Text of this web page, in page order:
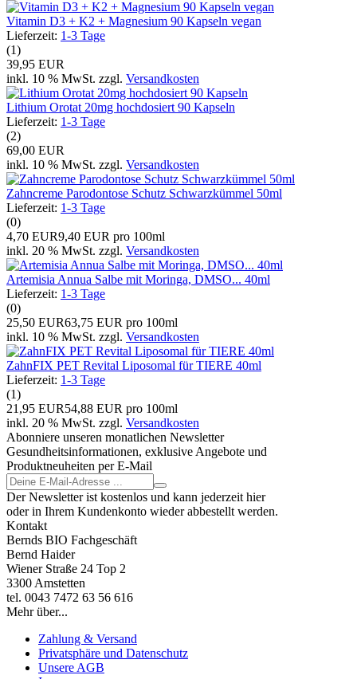
Vitamin D3 + K2 + Magnesium 90 Kapseln vegan
Lieferzeit: 1-3 Tage
(1)
39,95 EUR
inkl. 10 % MwSt. zzgl. Versandkosten
Lithium Orotat 20mg hochdosiert 90 Kapseln
Lieferzeit: 1-3 Tage
(2)
69,00 EUR
inkl. 10 % MwSt. zzgl. Versandkosten
Zahncreme Parodontose Schutz Schwarzkümmel 50ml
Lieferzeit: 1-3 Tage
(0)
4,70 EUR9,40 EUR pro 100ml
inkl. 20 % MwSt. zzgl. Versandkosten
Artemisia Annua Salbe mit Moringa, DMSO... 40ml
Lieferzeit: 1-3 Tage
(0)
25,50 EUR63,75 EUR pro 100ml
inkl. 10 % MwSt. zzgl. Versandkosten
ZahnFIX PET Revital Liposomal für TIERE 40ml
Lieferzeit: 1-3 Tage
(1)
21,95 EUR54,88 EUR pro 100ml
inkl. 20 % MwSt. zzgl. Versandkosten
Abonniere unseren monatlichen Newsletter
Gesundheitsinformationen, exklusive Angebote und
Produktneuheiten per E-Mail
Der Newsletter ist kostenlos und kann jederzeit hier
oder in Ihrem Kundenkonto wieder abbestellt werden.
Kontakt
Bernds BIO Fachgeschäft
Bernd Haider
Wiener Straße 24 Top 2
3300 Amstetten
tel. 0043 7472 63 56 616
Mehr über...
Zahlung & Versand
Privatsphäre und Datenschutz
Unsere AGB